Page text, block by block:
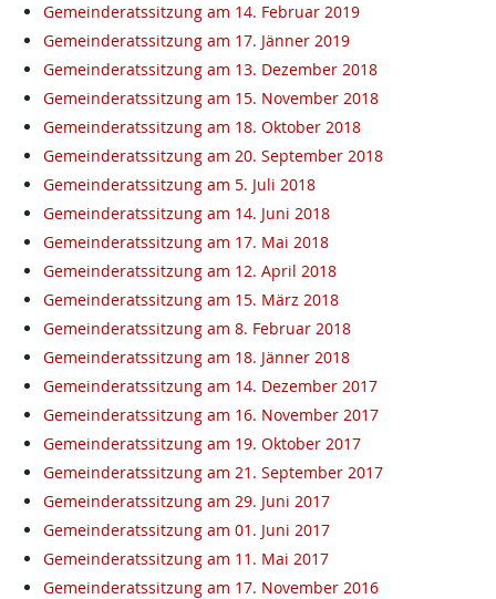
Gemeinderatssitzung am 14. Februar 2019
Gemeinderatssitzung am 17. Jänner 2019
Gemeinderatssitzung am 13. Dezember 2018
Gemeinderatssitzung am 15. November 2018
Gemeinderatssitzung am 18. Oktober 2018
Gemeinderatssitzung am 20. September 2018
Gemeinderatssitzung am 5. Juli 2018
Gemeinderatssitzung am 14. Juni 2018
Gemeinderatssitzung am 17. Mai 2018
Gemeinderatssitzung am 12. April 2018
Gemeinderatssitzung am 15. März 2018
Gemeinderatssitzung am 8. Februar 2018
Gemeinderatssitzung am 18. Jänner 2018
Gemeinderatssitzung am 14. Dezember 2017
Gemeinderatssitzung am 16. November 2017
Gemeinderatssitzung am 19. Oktober 2017
Gemeinderatssitzung am 21. September 2017
Gemeinderatssitzung am 29. Juni 2017
Gemeinderatssitzung am 01. Juni 2017
Gemeinderatssitzung am 11. Mai 2017
Gemeinderatssitzung am 17. November 2016